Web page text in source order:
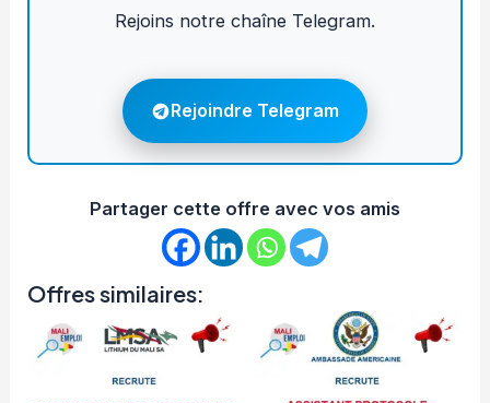
Rejoins notre chaîne Telegram.
Rejoindre Telegram
Partager cette offre avec vos amis
Offres similaires: